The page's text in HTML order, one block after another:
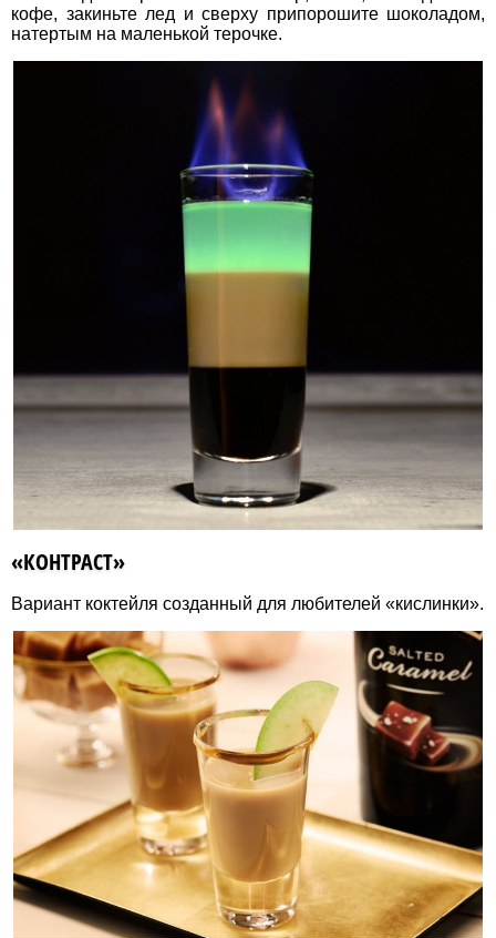
кофе, закиньте лед и сверху припорошите шоколадом,
натертым на маленькой терочке.
«КОНТРАСТ»
Вариант коктейля созданный для любителей «кислинки».